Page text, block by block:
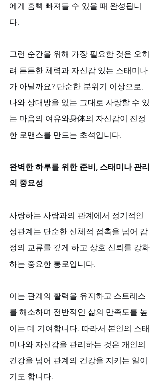
에게 흠뻑 빠져들 수 있을 때 완성됩니
다.
그런 순간을 위해 가장 필요한 것은 오히
려 튼튼한 체력과 자신감 있는 스태미나
가 아닐까요? 단순한 분위기 이상으로,
나와 상대방을 있는 그대로 사랑할 수 있
는 마음의 여유와身体의 자신감이 진정
한 로맨스를 만드는 초석입니다.
완벽한 하루를 위한 준비, 스태미나 관리
의 중요성
사랑하는 사람과의 관계에서 정기적인
성관계는 단순한 신체적 접촉을 넘어 감
정의 교류를 깊게 하고 상호 신뢰를 강화
하는 중요한 통로입니다.
이는 관계의 활력을 유지하고 스트레스
를 해소하며 전반적인 삶의 만족도를 높
이는 데 기여합니다. 따라서 본인의 스태
미나와 자신감을 관리하는 것은 개인의
건강을 넘어 관계의 건강을 지키는 일이
기도 합니다.